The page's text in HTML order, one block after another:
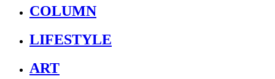
COLUMN
LIFESTYLE
ART